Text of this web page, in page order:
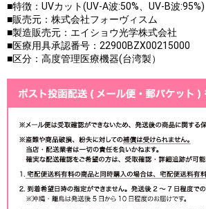
■特徴：UVカット(UV-A波:50%、UV-B波:95%)
■販売元：株式会社フォーヴィスム
■製造販売元：エイショウ光学株式会社
■医療用具承認番号：22900BZX00215000
■区分：高度管理医療機器(台湾製）